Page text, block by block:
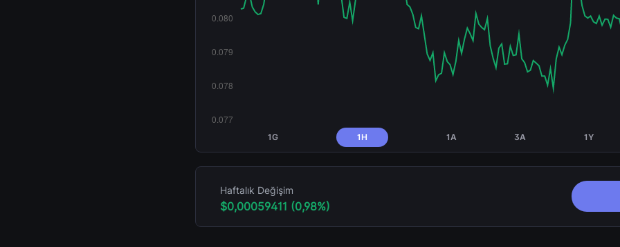
1G 1H 1A 3A 1Y
Haftalık Değişim
$0,00059411 (0,98%)